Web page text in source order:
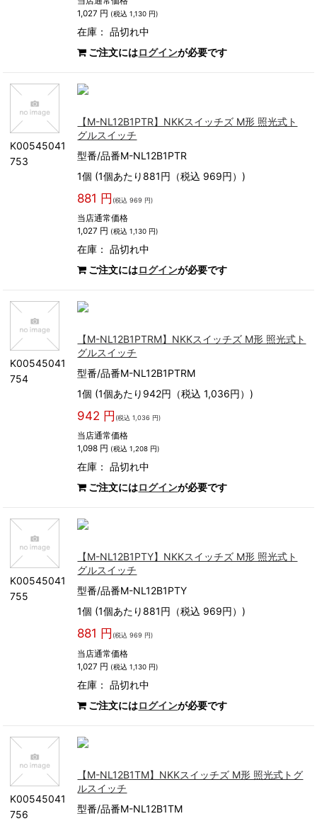
1,027 円 (税込 1,130 円)
在庫：品切れ中
ご注文にはログインが必要です
K00545041
753
【M-NL12B1PTR】NKKスイッチズ M形 照光式ト
グルスイッチ
型番/品番M-NL12B1PTR
1個 (1個あたり881円（税込 969円）)
881 円 (税込 969 円)
当店通常価格
1,027 円 (税込 1,130 円)
在庫：品切れ中
ご注文にはログインが必要です
K00545041
754
【M-NL12B1PTRM】NKKスイッチズ M形 照光式ト
グルスイッチ
型番/品番M-NL12B1PTRM
1個 (1個あたり942円（税込 1,036円）)
942 円 (税込 1,036 円)
当店通常価格
1,098 円 (税込 1,208 円)
在庫：品切れ中
ご注文にはログインが必要です
K00545041
755
【M-NL12B1PTY】NKKスイッチズ M形 照光式ト
グルスイッチ
型番/品番M-NL12B1PTY
1個 (1個あたり881円（税込 969円）)
881 円 (税込 969 円)
当店通常価格
1,027 円 (税込 1,130 円)
在庫：品切れ中
ご注文にはログインが必要です
K00545041
756
【M-NL12B1TM】NKKスイッチズ M形 照光式トグ
ルスイッチ
型番/品番M-NL12B1TM